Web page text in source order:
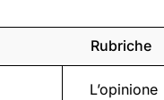
Rubriche
L’opinione